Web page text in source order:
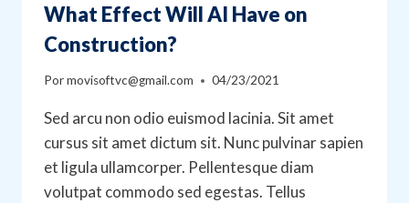
What Effect Will AI Have on
Construction?
Pormovisoftvc@gmail.com 04/23/2021
Sed arcu non odio euismod lacinia. Sit amet
cursus sit amet dictum sit. Nunc pulvinar sapien
et ligula ullamcorper. Pellentesque diam
volutpat commodo sed egestas. Tellus